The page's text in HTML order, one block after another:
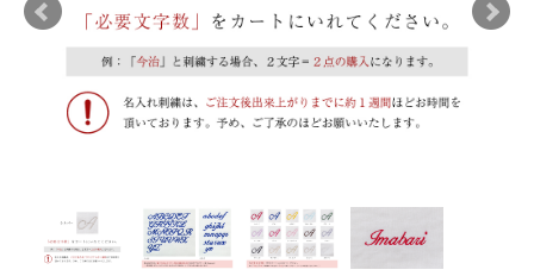
刺繍について
お買い物ガイド